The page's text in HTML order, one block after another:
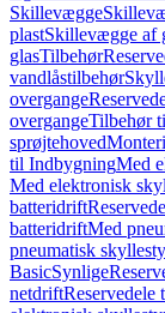
Skillevægge
plastSkillevægge af
glasTilbehør
vandlåstilbehør
overgange
overgangeTilbehør
sprøjtehoved
til IndbygningMed
Med elektronisk
batteridrift
batteridriftMed
pneumatisk
BasicSynlige
netdrift